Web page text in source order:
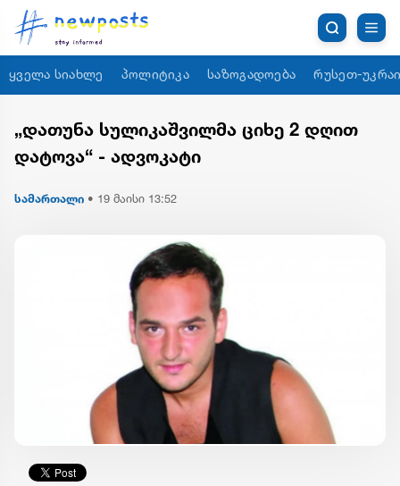
ყველა სიახლე პოლიტიკა საზოგადოება რუსეთ-
„დათუნა სულიკაშვილმა ციხე 2 დღით
დატოვა“ - ადვოკატი
სამართალი • 19 მაისი 13:52